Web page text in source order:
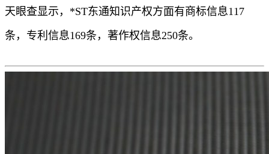
天眼查显示，*ST东通知识产权方面有商标信息117
条，专利信息169条，著作权信息250条。